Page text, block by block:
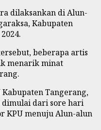
dilaksankan di Alun-
Kabupaten
beberapa artis
menarik minat
Tangerang,
dimulai dari sore hari
KPU menuju Alun-alun